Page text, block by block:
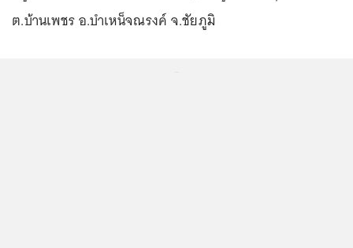
ต.บ้านเพชร อ.บำเหน็จณรงค์ จ.ชัยภูมิ